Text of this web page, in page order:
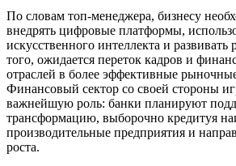
По словам топ-менеджера, бизнесу
внедрять цифровые платформы,
искусственного интеллекта и
того, ожидается переток кадров и
отраслей в более эффективные
Финансовый сектор со своей стороны
важнейшую роль: банки планируют
трансформацию, выборочно кредитуя
производительные предприятия и
роста.